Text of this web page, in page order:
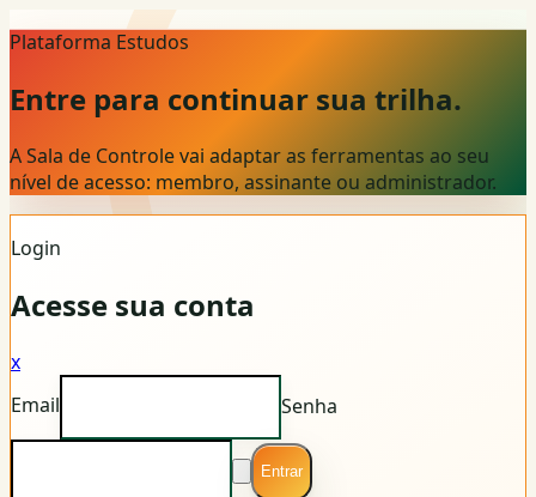
Plataforma Estudos
Entre para continuar sua trilha.
A Sala de Controle vai adaptar as ferramentas ao seu
nível de acesso: membro, assinante ou administrador.
Login
Acesse sua conta
x
Email
Senha
Entrar